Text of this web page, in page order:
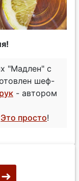
"Мадлен" с
шеф-
- автором
Это просто!